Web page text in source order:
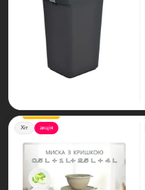
Хіт акція